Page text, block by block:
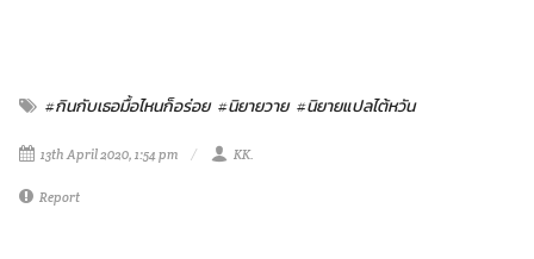
#กินกับเธอมื้อไหนก็อร่อย #นิยายวาย #นิยายแปลไต้หวัน
13th April 2020, 1:54 pm KK.
Report